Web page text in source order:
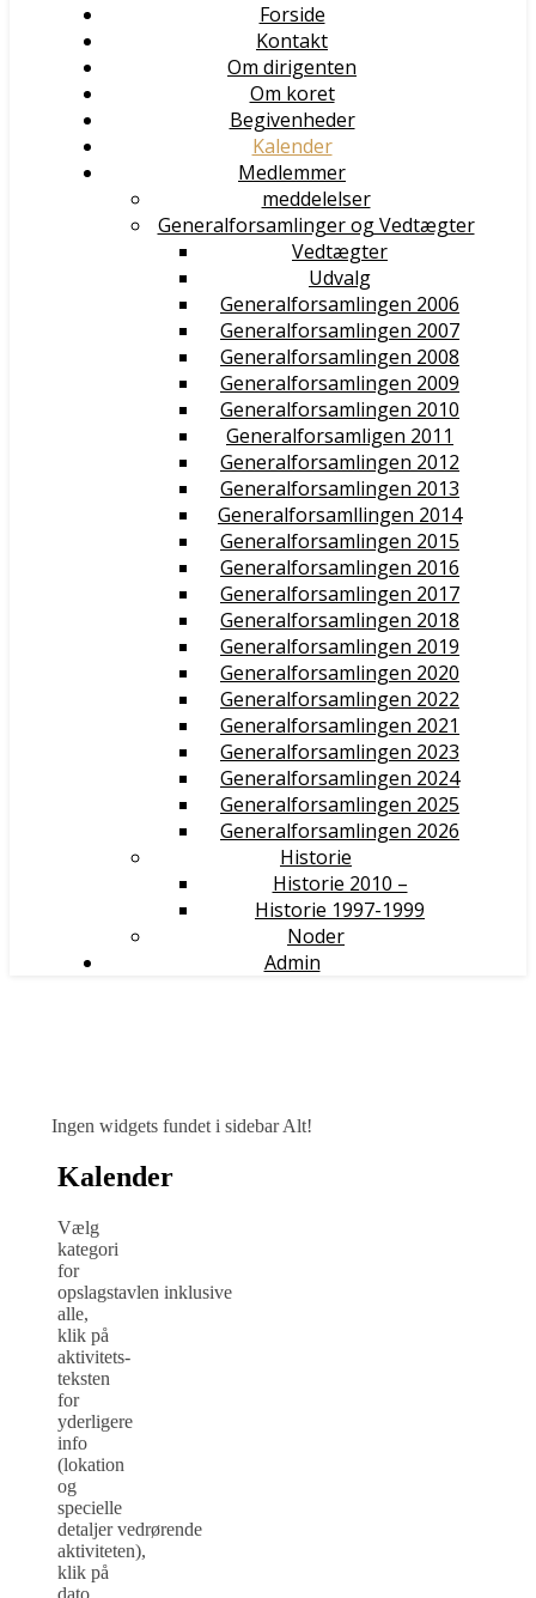
Forside
Kontakt
Om dirigenten
Om koret
Begivenheder
Kalender
Medlemmer
meddelelser
Generalforsamlinger og Vedtægter
Vedtægter
Udvalg
Generalforsamlingen 2006
Generalforsamlingen 2007
Generalforsamlingen 2008
Generalforsamlingen 2009
Generalforsamlingen 2010
Generalforsamligen 2011
Generalforsamlingen 2012
Generalforsamlingen 2013
Generalforsamllingen 2014
Generalforsamlingen 2015
Generalforsamlingen 2016
Generalforsamlingen 2017
Generalforsamlingen 2018
Generalforsamlingen 2019
Generalforsamlingen 2020
Generalforsamlingen 2022
Generalforsamlingen 2021
Generalforsamlingen 2023
Generalforsamlingen 2024
Generalforsamlingen 2025
Generalforsamlingen 2026
Historie
Historie 2010 –
Historie 1997-1999
Noder
Admin
Ingen widgets fundet i sidebar Alt!
Kalender
Vælg
kategori
for
opslagstavlen inklusive
alle,
klik på
aktivitets-
teksten
for
yderligere
info
(lokation
og
specielle
detaljer vedrørende
aktiviteten),
klik på
dato